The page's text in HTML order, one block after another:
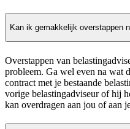
Kan ik gemakkelijk overstappen
Overstappen van
probleem. Ga wel even na wat
contract met je bestaande
vorige belastingadviseur of hij
kan overdragen aan jou of aan